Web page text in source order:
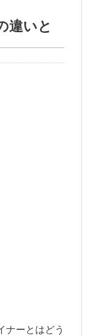
違いと
ナーとはどう